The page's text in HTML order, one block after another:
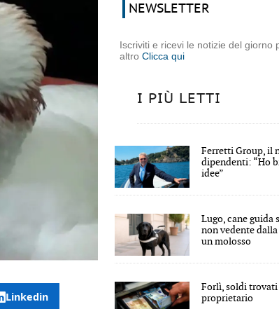
Linkedin
NEWSLETTER
Iscriviti e ricevi le notizie del giorno
altroClicca qui
I PIÙ LETTI
Ferretti Group, il
dipendenti: “Ho
idee”
Lugo, cane guida
non vedente
un molosso
Forlì, soldi
proprietario